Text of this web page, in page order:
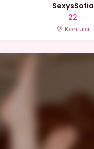
SexysSofia
22
Kontula